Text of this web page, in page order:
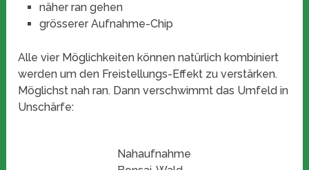
näher ran gehen
grösserer Aufnahme-Chip
Alle vier Möglichkeiten können natürlich kombiniert
werden um den Freistellungs-Effekt zu verstärken.
Möglichst nah ran. Dann verschwimmt das Umfeld in
Unschärfe:
Nahaufnahme